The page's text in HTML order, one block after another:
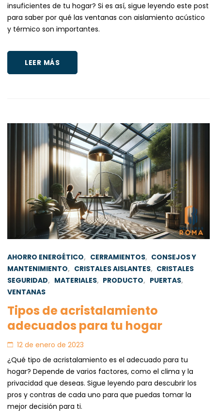
insuficientes de tu hogar? Si es así, sigue leyendo este post
para saber por qué las ventanas con aislamiento acústico
y térmico son importantes.
LEER MÁS
AHORRO ENERGÉTICO, CERRAMIENTOS, CONSEJOS Y
MANTENIMIENTO, CRISTALES AISLANTES, CRISTALES
SEGURIDAD, MATERIALES, PRODUCTO, PUERTAS,
VENTANAS
Tipos de acristalamiento
adecuados para tu hogar
12 de enero de 2023
¿Qué tipo de acristalamiento es el adecuado para tu
hogar? Depende de varios factores, como el clima y la
privacidad que deseas. Sigue leyendo para descubrir los
pros y contras de cada uno para que puedas tomar la
mejor decisión para ti.